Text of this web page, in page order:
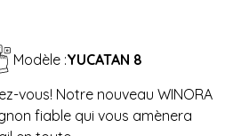
Modèle :YUCATAN 8
vous! Notre nouveau WINORA
fiable qui vous amènera